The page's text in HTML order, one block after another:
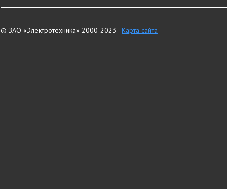
© ЗАО «Электротехника» 2000-2023 Карта сайта